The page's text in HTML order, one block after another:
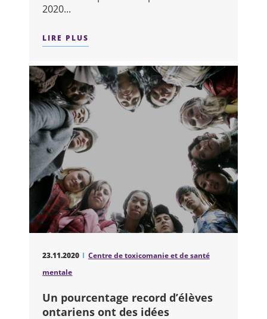
2020...
LIRE PLUS
23.11.2020
Centre de toxicomanie et de santé
mentale
Un pourcentage record d’élèves
ontariens ont des idées